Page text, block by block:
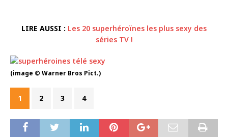
LIRE AUSSI : Les 20 superhéroïnes les plus sexy des
séries TV !
(image © Warner Bros Pict.)
1 2 3 4